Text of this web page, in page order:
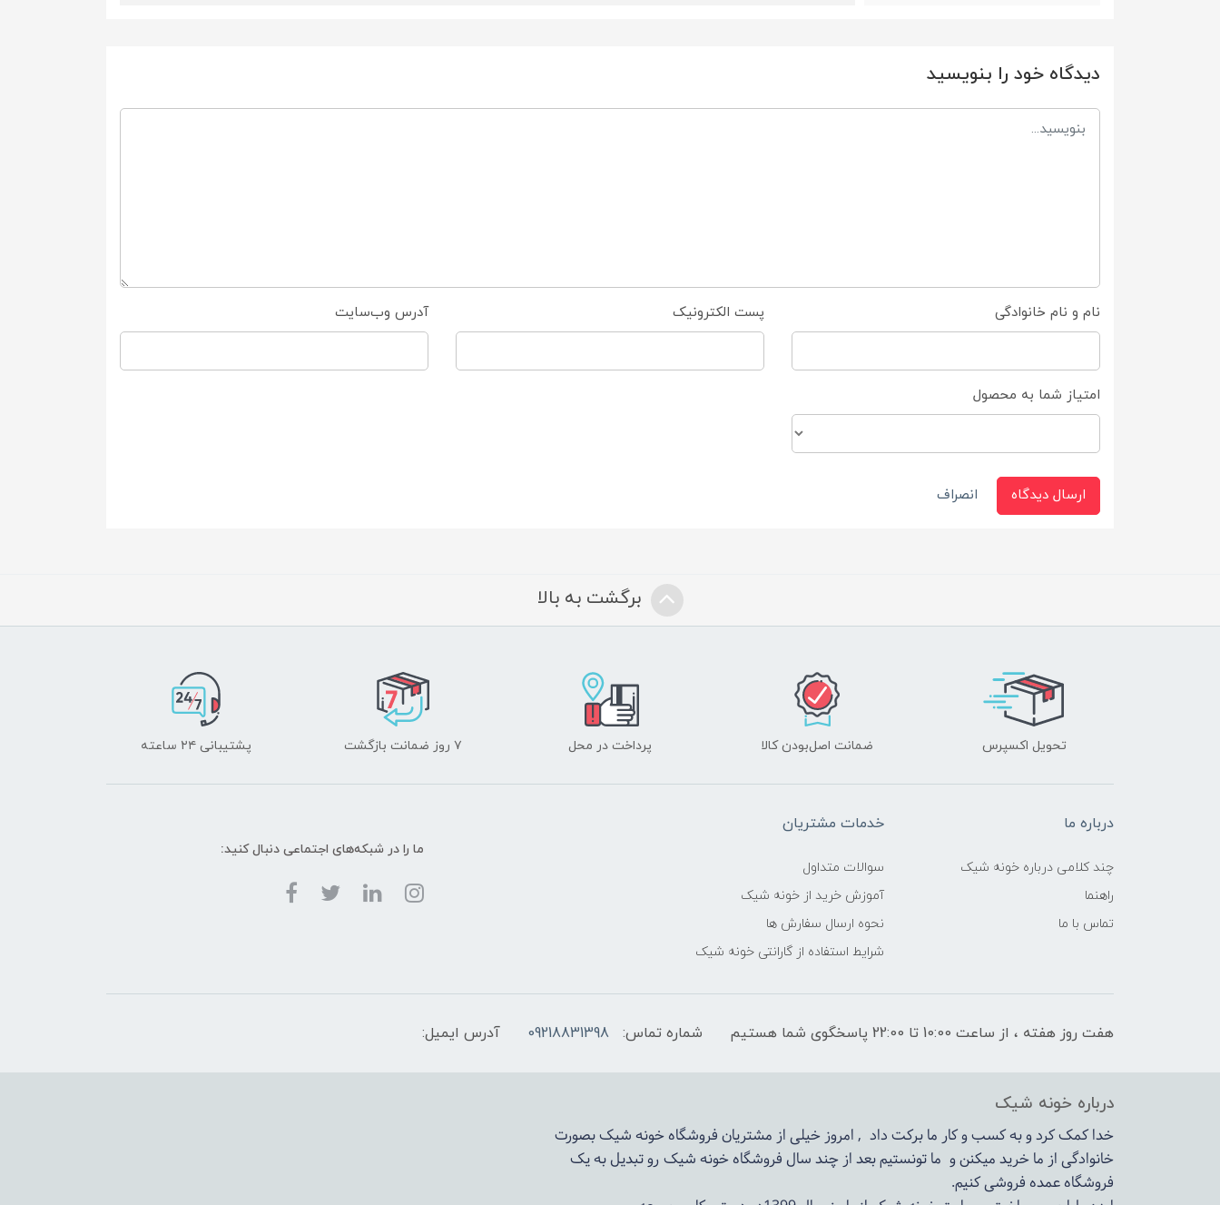
دیدگاه خود را بنویسید
نام و نام خانوادگی پست الکترونیک آدرس وب‌سایت
امتیاز شما به محصول
ارسال دیدگاه انصراف
برگشت به بالا
تحویل اکسپرس ضمانت اصل‌بودن کالا پرداخت در محل ۷ روز ضمانت بازگشت پشتیبانی ۲۴ ساعته
درباره ما
چند کلامی درباره خونه شیک
راهنما
تماس با ما
خدمات مشتریان
سوالات متداول
آموزش خرید از خونه شیک
نحوه ارسال سفارش ها
شرایط استفاده از گارانتی خونه شیک
ما را در شبکه‌های اجتماعی دنبال کنید:
هفت روز هفته ، از ساعت 10:00 تا 22:00 پاسخگوی شما هستیم شماره تماس: 09218831398 آدرس ایمیل:
درباره خونه شیک
خدا کمک کرد و به کسب و کار ما برکت داد , امروز خیلی از مشتریان فروشگاه خونه شیک بصورت
خانوادگی از ما خرید میکنن و ما تونستیم بعد از چند سال فروشگاهخونه شیکرو تبدیل به یک
فروشگاه عمده فروشی کنیم.